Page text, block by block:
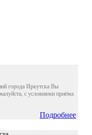
города Иркутска Вы
с условиями приёма
Подробнее